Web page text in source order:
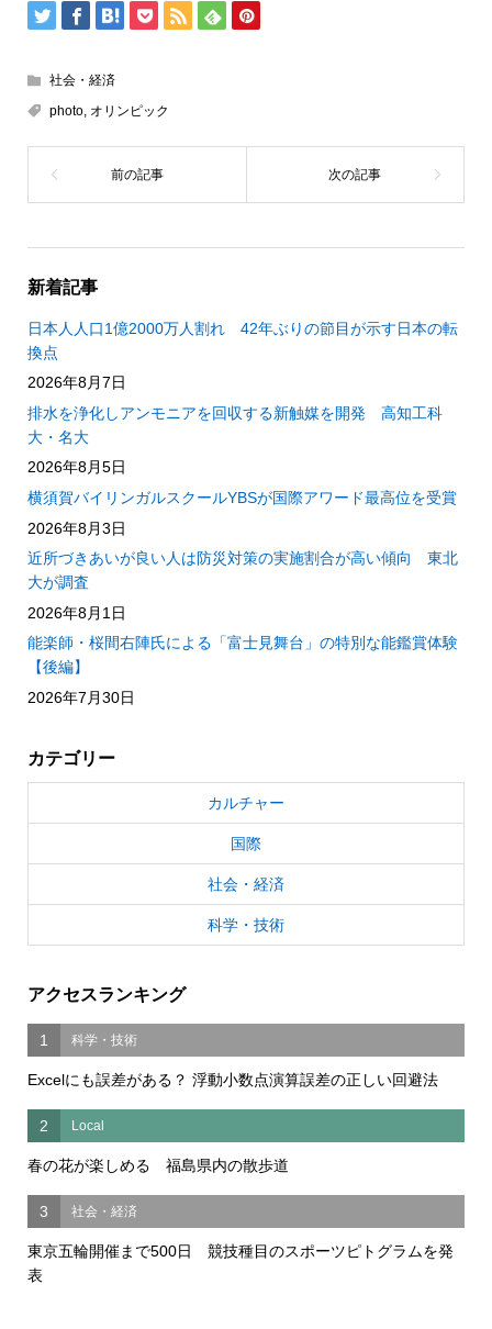
社会・経済
photo, オリンピック
新着記事
日本人人口1億2000万人割れ 42年ぶりの節目が示す日本の転
換点
2026年8月7日
排水を浄化しアンモニアを回収する新触媒を開発 高知工科
大・名大
2026年8月5日
横須賀バイリンガルスクールYBSが国際アワード最高位を受賞
2026年8月3日
近所づきあいが良い人は防災対策の実施割合が高い傾向 東北
大が調査
2026年8月1日
能楽師・桜間右陣氏による「富士見舞台」の特別な能鑑賞体験
【後編】
2026年7月30日
カテゴリー
カルチャー
国際
社会・経済
科学・技術
アクセスランキング
1 科学・技術
Excelにも誤差がある？ 浮動小数点演算誤差の正しい回避法
2 Local
春の花が楽しめる 福島県内の散歩道
3 社会・経済
東京五輪開催まで500日 競技種目のスポーツピトグラムを発
表